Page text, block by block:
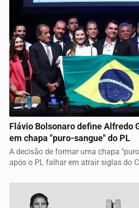
VICE DEFINIDO
Flávio Bolsonaro define Alfredo
em chapa "puro-sangue" do PL
A decisão de formar uma chapa
após o PL falhar em atrair siglas do